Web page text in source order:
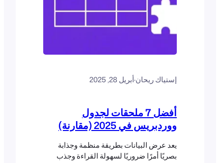
إستياك ريحان·أبريل 28, 2025
أفضل 7 ملحقات لجدول
ووردبريس في 2025 (مقارنة)
يعد عرض البيانات بطريقة منظمة وجذابة
بصريًا أمرًا ضروريًا لسهولة القراءة وجذب